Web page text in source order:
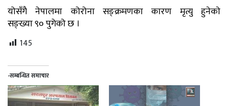
योसँगै नेपालमा कोरोना सङ्क्रमणका कारण मृत्यु हुनेकाे
सङ्ख्या ९० पुगेको छ ।
145
-सम्बन्धित समाचार